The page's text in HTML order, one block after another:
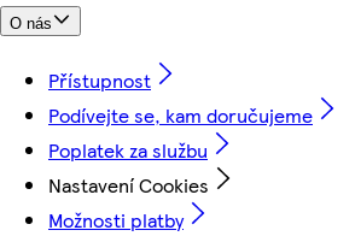
O nás
Přístupnost
Podívejte se, kam doručujeme
Poplatek za službu
Nastavení Cookies
Možnosti platby